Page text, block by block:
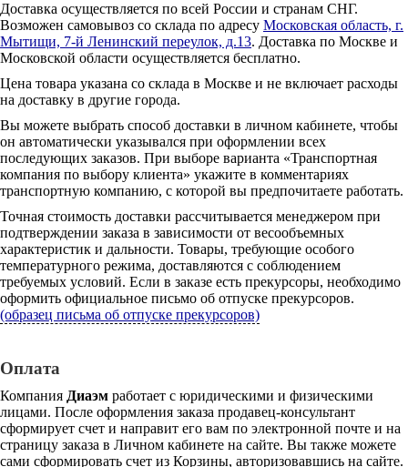
Доставка осуществляется по всей России и странам СНГ.
Возможен самовывоз со склада по адресу Московская область, г.
Мытищи, 7-й Ленинский переулок, д.13. Доставка по Москве и
Московской области осуществляется бесплатно.
Цена товара указана со склада в Москве и не включает расходы
на доставку в другие города.
Вы можете выбрать способ доставки в личном кабинете, чтобы
он автоматически указывался при оформлении всех
последующих заказов. При выборе варианта «Транспортная
компания по выбору клиента» укажите в комментариях
транспортную компанию, с которой вы предпочитаете работать.
Точная стоимость доставки рассчитывается менеджером при
подтверждении заказа в зависимости от весообъемных
характеристик и дальности. Товары, требующие особого
температурного режима, доставляются с соблюдением
требуемых условий. Если в заказе есть прекурсоры, необходимо
оформить официальное письмо об отпуске прекурсоров.
(образец письма об отпуске прекурсоров)
Оплата
Компания Диаэм работает с юридическими и физическими
лицами. После оформления заказа продавец-консультант
сформирует счет и направит его вам по электронной почте и на
страницу заказа в Личном кабинете на сайте. Вы также можете
сами сформировать счет из Корзины, авторизовавшись на сайте.